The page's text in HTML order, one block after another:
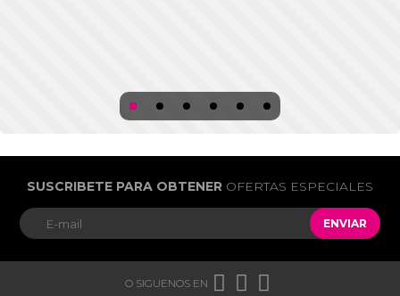
SUSCRIBETE PARA OBTENER OFERTAS ESPECIALES
ENVIAR
O SIGUENOS EN   